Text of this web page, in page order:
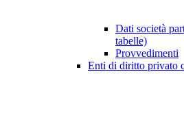
Dati società
tabelle)
Provvedimenti
Enti di diritto privato